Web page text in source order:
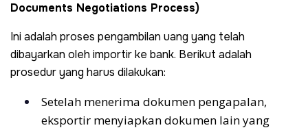
Documents Negotiations Process)
Ini adalah proses pengambilan uang yang telah
dibayarkan oleh importir ke bank. Berikut adalah
prosedur yang harus dilakukan:
Setelah menerima dokumen pengapalan,
eksportir menyiapkan dokumen lain yang